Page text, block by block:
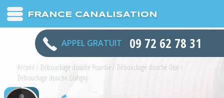
FRANCE CANALISATION
APPEL GRATUIT 09 72 62 78 31
Accueil / Débouchage douche Picardie / Débouchage douche Oise /
Débouchage douche Glatigny